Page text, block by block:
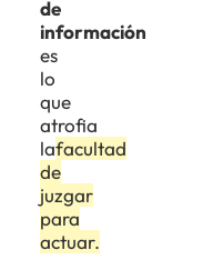
de
información
es
lo
que
atrofia
lafacultad
de
juzgar
para
actuar.